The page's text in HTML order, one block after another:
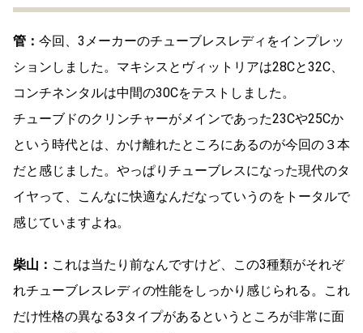
管： 今回、3メーカーのチューブレスレディをインプレッ
ションしました。マキシスとヴィットリアは28Cと32C、
コンチネンタルは中間の30Cをテストしました。
チューブドのクリンチャーがメインであった23Cや25Cか
という時代とは、かけ離れたところにあるのが今回の３本
だと感じました。やっぱりチューブレスになった現代のタ
イヤって、こんなに快適なんだなっていうのをトータルで
感じていますよね。
柴山： これは当たり前なんですけど、この3種類がそれぞ
れチューブレスレディの性能をしっかり感じられる。これ
だけ性格の異なる3タイプがあるというところが非常に面